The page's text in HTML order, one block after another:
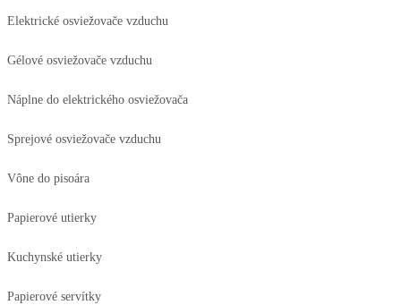
Elektrické osviežovače vzduchu
Gélové osviežovače vzduchu
Náplne do elektrického osviežovača
Sprejové osviežovače vzduchu
Vône do pisoára
Papierové utierky
Kuchynské utierky
Papierové servítky